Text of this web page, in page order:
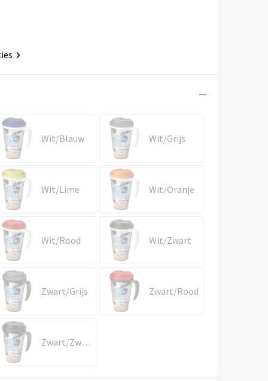
Wit/Blauw Wit/Grijs
Wit/Lime Wit/Oranje
Wit/Rood Wit/Zwart
Zwart/Grijs Zwart/Rood
Zwart/Zwart